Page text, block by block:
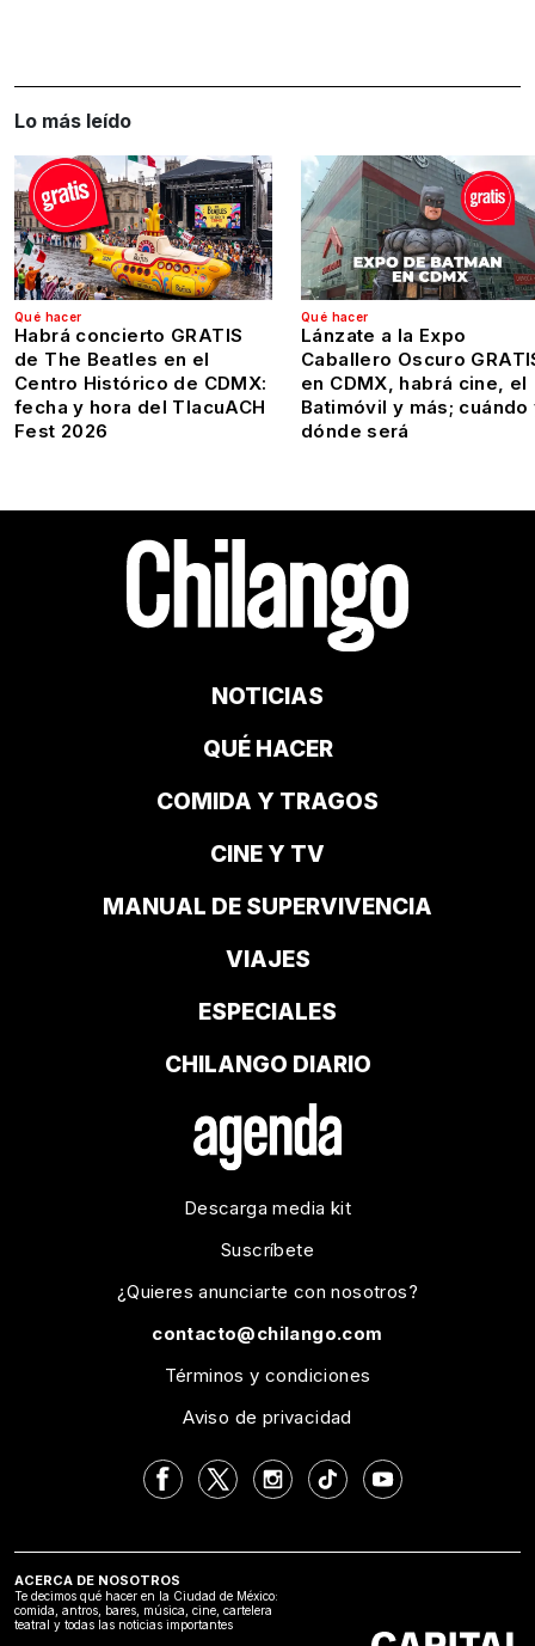
Lo más leído
Qué hacer
Habrá concierto GRATIS
de The Beatles en el
Centro Histórico de CDMX:
fecha y hora del TlacuACH
Fest 2026
Qué hacer
Lánzate a la Expo
Caballero Oscuro
en CDMX, habrá cine, el
Batimóvil y más; cuándo
dónde será
NOTICIAS
QUÉ HACER
COMIDA Y TRAGOS
CINE Y TV
MANUAL DE SUPERVIVENCIA
VIAJES
ESPECIALES
CHILANGO DIARIO
Descarga media kit
Suscríbete
¿Quieres anunciarte con nosotros?
contacto@chilango.com
Términos y condiciones
Aviso de privacidad
ACERCA DE NOSOTROS
Te decimos qué hacer en la Ciudad de México:
comida, antros, bares, música, cine, cartelera
teatral y todas las noticias importantes